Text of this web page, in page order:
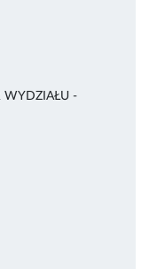
WYDZIAŁU -